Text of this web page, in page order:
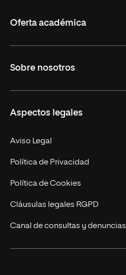
Oferta académica
Másteres Oficiales
Doctorados
Experto Universitario
Postgrados
Cursos Universitarios
Sobre nosotros
Facultades
Nuestro Equipo
Trabaja en UNIR
Actualidad
UNIR Revista
Eventos
Aspectos legales
Aviso Legal
Política de Privacidad
Política de Cookies
Cláusulas legales RGPD
Canal de consultas y denuncias